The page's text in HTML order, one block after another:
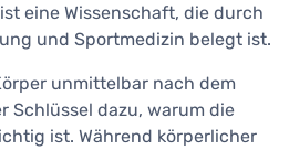
eine Wissenschaft, die durch
und Sportmedizin belegt ist.
unmittelbar nach dem
Schlüssel dazu, warum die
ist. Während körperlicher